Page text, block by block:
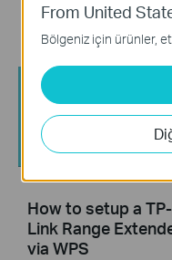
How to setup a TP-
Link Range
via WPS
From United
Bölgeniz için ürünler,